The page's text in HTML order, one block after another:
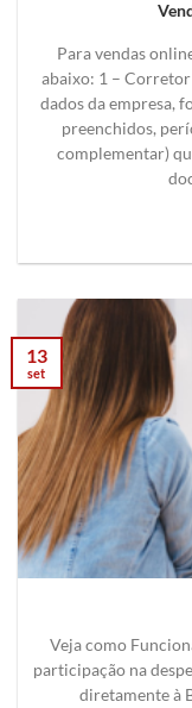
Para vendas
abaixo: 1 –
dados da empresa,
preenchidos,
complementar)
Veja como
participação na
diretamente à
13
set